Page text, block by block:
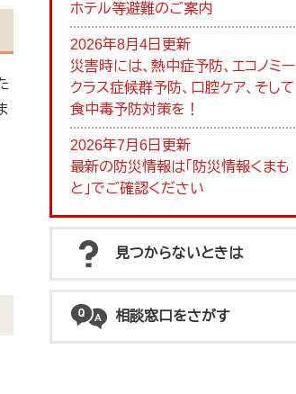
ホテル等避難のご案内
2026年8月4日更新
災害時には、熱中症予防、エコノミー
クラス症候群予防、口腔ケア、そして
食中毒予防対策を！
2026年7月6日更新
最新の防災情報は「防災情報くまも
と」でご確認ください
見つからないときは
相談窓口をさがす